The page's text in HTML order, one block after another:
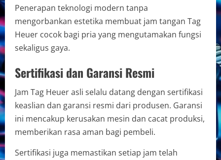
Penerapan teknologi modern tanpa
mengorbankan estetika membuat jam tangan Tag
Heuer cocok bagi pria yang mengutamakan fungsi
sekaligus gaya.
Sertifikasi dan Garansi Resmi
Jam Tag Heuer asli selalu datang dengan sertifikasi
keaslian dan garansi resmi dari produsen. Garansi
ini mencakup kerusakan mesin dan cacat produksi,
memberikan rasa aman bagi pembeli.
Sertifikasi juga memastikan setiap jam telah